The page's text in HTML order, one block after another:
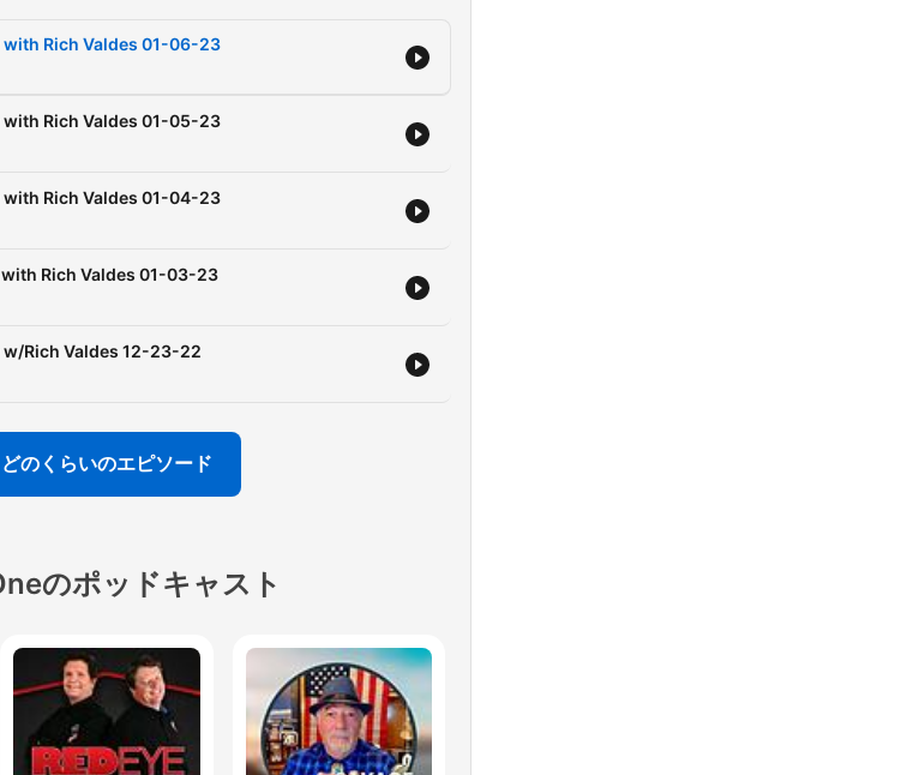
Rich Valdes 01-06-23
Rich Valdes 01-05-23
Rich Valdes 01-04-23
Rich Valdes 01-03-23
Rich Valdes 12-23-22
どのくらいのエピソード
のポッドキャスト